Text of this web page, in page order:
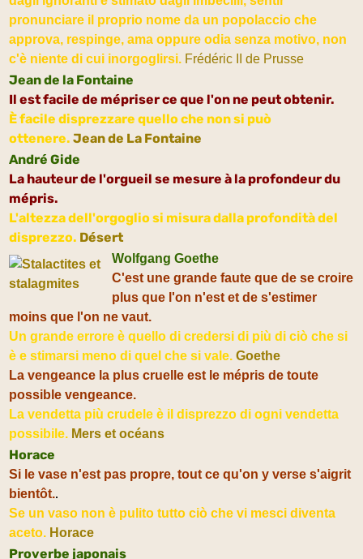
pronunciare il proprio nome da un popolaccio che
approva, respinge, ama oppure odia senza motivo, non
c'è niente di cui inorgoglirsi. Frédéric II de Prusse
Jean de la Fontaine
Il est facile de mépriser ce que l'on ne peut obtenir.
È facile disprezzare quello che non si può
ottenere. Jean de La Fontaine
André Gide
La hauteur de l'orgueil se mesure à la profondeur du
mépris.
L'altezza dell'orgoglio si misura dalla profondità del
disprezzo. Désert
Wolfgang Goethe
C'est une grande faute que de se croire
plus que l'on n'est et de s'estimer
moins que l'on ne vaut.
Un grande errore è quello di credersi di più di ciò che si
è e stimarsi meno di quel che si vale. Goethe
La vengeance la plus cruelle est le mépris de toute
possible vengeance.
La vendetta più crudele è il disprezzo di ogni vendetta
possibile. Mers et océans
Horace
Si le vase n'est pas propre, tout ce qu'on y verse s'aigrit
bientôt..
Se un vaso non è pulito tutto ciò che vi mesci diventa
aceto. Horace
Proverbe japonais